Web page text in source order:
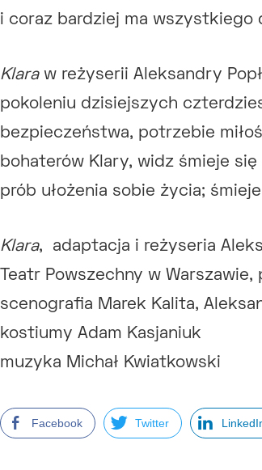
i coraz bardziej ma wszystkiego
Klaraw reżyserii Aleksandry
pokoleniu dzisiejszych
bezpieczeństwa, potrzebie
bohaterów Klary, widz śmieje
prób ułożenia sobie życia;
Klara, adaptacja i reżyseria
Teatr Powszechny w
scenografia Marek Kalita,
kostiumy Adam Kasjaniuk
muzyka Michał Kwiatkowski
Facebook Twitter